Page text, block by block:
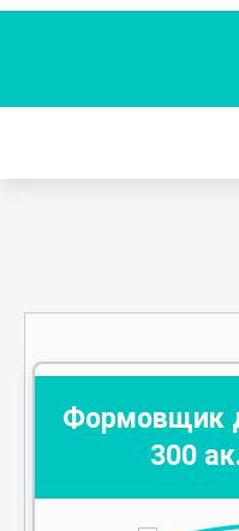
Формовщик
300